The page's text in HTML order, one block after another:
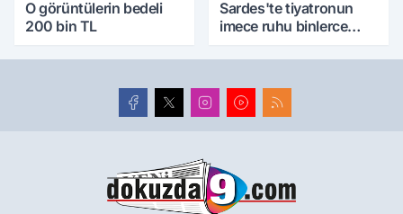
O görüntülerin bedeli
200 bin TL
Sardes'te tiyatronun
imece ruhu binlerce